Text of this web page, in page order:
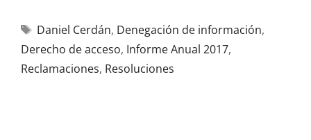
Daniel Cerdán, Denegación de información,
Derecho de acceso, Informe Anual 2017,
Reclamaciones, Resoluciones